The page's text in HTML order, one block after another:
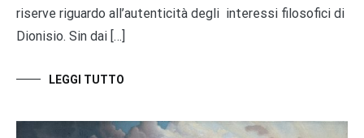
riserve riguardo all’autenticità degli interessi filosofici di
Dionisio. Sin dai […]
LEGGI TUTTO